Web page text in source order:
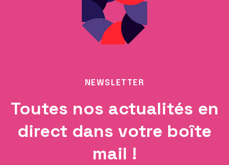
NEWSLETTER
Toutes nos actualités en
direct dans votre boîte
mail !